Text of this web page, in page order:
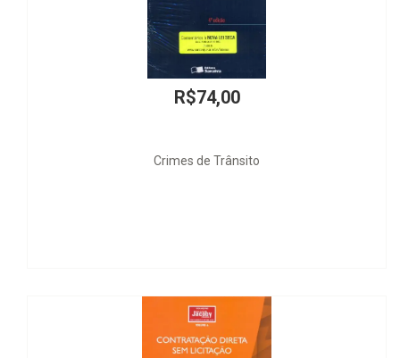
R$89,00
O Novo Direito Constitucional Brasileiro